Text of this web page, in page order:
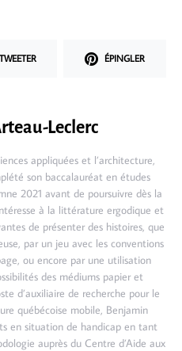
TWEETER ÉPINGLER
Leclerc
appliquées et l’architecture,
son baccalauréat en études
2021 avant de poursuivre dès la
à la littérature ergodique et
de présenter des histoires, que
par un jeu avec les conventions
ou encore par une utilisation
des médiums papier et
d’auxiliaire de recherche pour le
québécoise mobile, Benjamin
en situation de handicap en tant
auprès du Centre d’Aide aux